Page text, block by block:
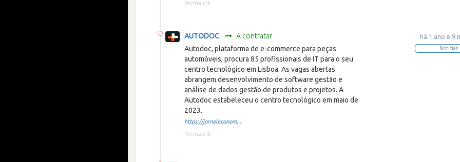
Permalink
há 1 ano e 9
Noticias
AUTODOC
A contratar
Autodoc, plataforma de e-commerce para peças
automóveis, procura 85 profissionais de IT para o seu
centro tecnológico em Lisboa. As vagas abertas
abrangem desenvolvimento de software gestão e
análise de dados gestão de produtos e projetos. A
Autodoc estabeleceu o centro tecnológico em maio de
2023.
https://jornaleconom...
Permalink